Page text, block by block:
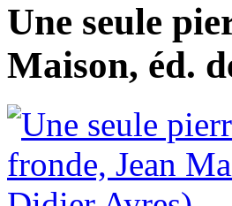
Une seule
Maison, éd.